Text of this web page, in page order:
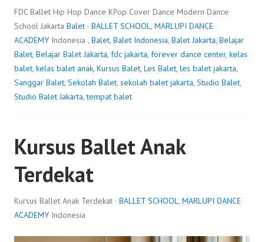
FDC Ballet Hip Hop Dance KPop Cover Dance Modern Dance
School Jakarta Balet · BALLET SCHOOL, MARLUPI DANCE
ACADEMY Indonesia , Balet, Balet Indonesia, Balet Jakarta, Belajar
Balet, Belajar Balet Jakarta, fdc jakarta, forever dance center, kelas
balet, kelas balet anak, Kursus Balet, Les Balet, les balet jakarta,
Sanggar Balet, Sekolah Balet, sekolah balet jakarta, Studio Balet,
Studio Balet Jakarta,tempat balet
Kursus Ballet Anak
Terdekat
Kursus Ballet Anak Terdekat · BALLET SCHOOL, MARLUPI DANCE
ACADEMY Indonesia